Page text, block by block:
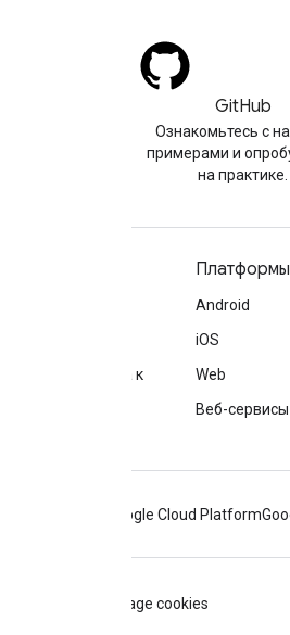
GitHub
Ознакомьтесь с
примерами и
на практике.
доступа к
Платформы
Android
iOS
Web
Веб-сервисы
Google Cloud Platform
Manage cookies